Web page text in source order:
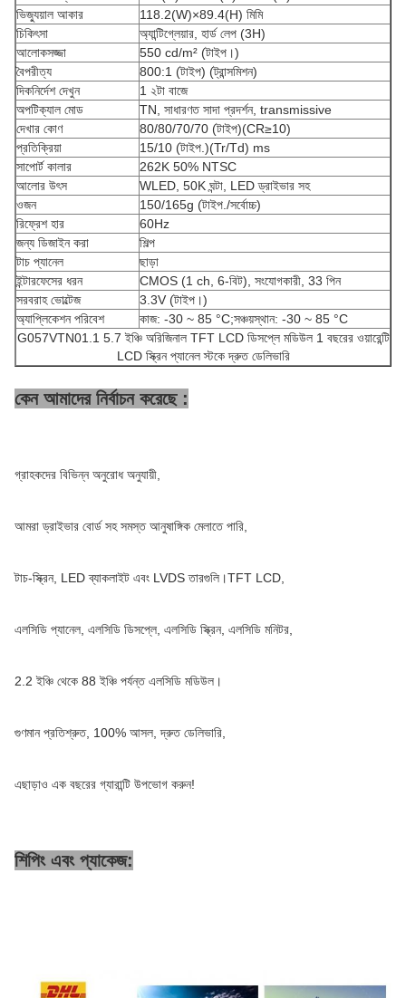
ভিজ্যুয়াল আকার
118.2(W)×89.4(H) মিমি
চিকিৎসা
অ্যান্টিগ্লেয়ার, হার্ড লেপ (3H)
আলোকসজ্জা
550 cd/m² (টাইপ।)
বৈপরীত্য
800:1 (টাইপ) (ট্রান্সমিশন)
দিকনির্দেশ দেখুন
1 ২টা বাজে
অপটিক্যাল মোড
TN, সাধারণত সাদা প্রদর্শন, transmissive
দেখার কোণ
80/80/70/70 (টাইপ)(CR≥10)
প্রতিক্রিয়া
15/10 (টাইপ.)(Tr/Td) ms
সাপোর্ট কালার
262K 50% NTSC
আলোর উৎস
WLED, 50K ঘন্টা, LED ড্রাইভার সহ
ওজন
150/165g (টাইপ./সর্বোচ্চ)
রিফ্রেশ হার
60Hz
জন্য ডিজাইন করা
শিল্প
টাচ প্যানেল
ছাড়া
ইন্টারফেসের ধরন
CMOS (1 ch, 6-বিট), সংযোগকারী, 33 পিন
সরবরাহ ভোল্টেজ
3.3V (টাইপ।)
অ্যাপ্লিকেশন পরিবেশ
কাজ: -30 ~ 85 °C;সঞ্চয়স্থান: -30 ~ 85 °C
G057VTN01.1 5.7 ইঞ্চি অরিজিনাল TFT LCD ডিসপ্লে মডিউল 1 বছরের ওয়ারেন্টি
LCD স্ক্রিন প্যানেল স্টকে দ্রুত ডেলিভারি
কেন আমাদের নির্বাচন করেছে :
গ্রাহকদের বিভিন্ন অনুরোধ অনুযায়ী,
আমরা ড্রাইভার বোর্ড সহ সমস্ত আনুষাঙ্গিক মেলাতে পারি,
টাচ-স্ক্রিন, LED ব্যাকলাইট এবং LVDS তারগুলি।TFT LCD,
এলসিডি প্যানেল, এলসিডি ডিসপ্লে, এলসিডি স্ক্রিন, এলসিডি মনিটর,
2.2 ইঞ্চি থেকে 88 ইঞ্চি পর্যন্ত এলসিডি মডিউল।
গুণমান প্রতিশ্রুত, 100% আসল, দ্রুত ডেলিভারি,
এছাড়াও এক বছরের গ্যারান্টি উপভোগ করুন!
শিপিং এবং প্যাকেজ: